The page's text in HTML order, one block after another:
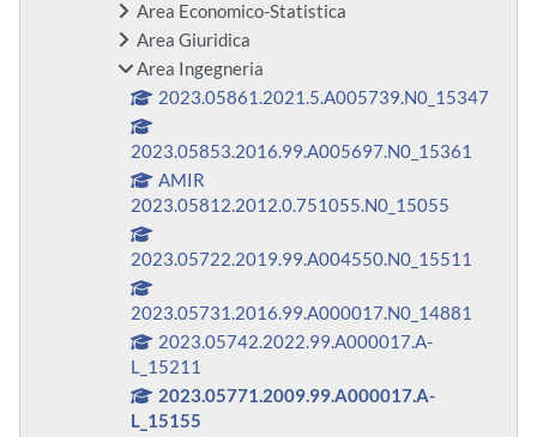
Area Economico-Statistica
Area Giuridica
Area Ingegneria
2023.05861.2021.5.A005739.N0_15347
2023.05853.2016.99.A005697.N0_15361
AMIR
2023.05812.2012.0.751055.N0_15055
2023.05722.2019.99.A004550.N0_15511
2023.05731.2016.99.A000017.N0_14881
2023.05742.2022.99.A000017.A-
L_15211
2023.05771.2009.99.A000017.A-
L_15155